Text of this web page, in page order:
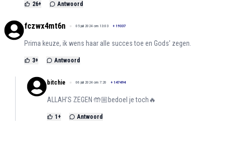
26+ Antwoord
fczwx4mt6n 05 juli 2024 om 13:03 + 19337
Prima keuze, ik wens haar alle succes toe en Gods’ zegen.
3+ Antwoord
bitchie 06 juli 2024 om 7:20 + 147494
ALLAH’S ZEGEN 🤲🏼bedoel je toch🔥
1 + Antwoord